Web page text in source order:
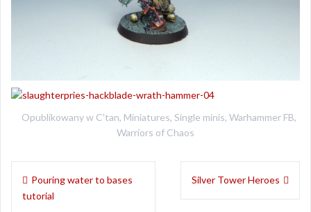
Opublikowany w C'tan, Miniatures, Single minis, Warhammer FB,
Warriors of Chaos
Nawigacja
wpisu
Pouring water to bases
tutorial
Silver Tower Heroes